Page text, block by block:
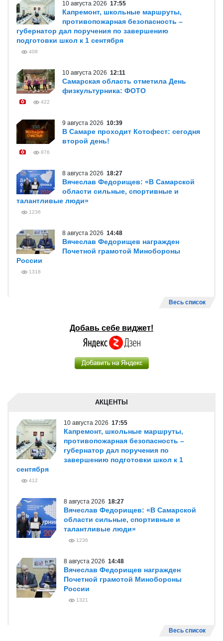
10 августа 2026 17:55
Капремонт, школьные маршруты,
противопожарная безопасность –
губернатор дал поручения по завершению
подготовки школ к 1 сентября
408
10 августа 2026 12:11
Самарская область отметила День
физкультурника: ФОТО
422
9 августа 2026 10:39
В Самаре проходит Котофест: сегодня
второй день!
876
8 августа 2026 18:27
Вячеслав Федорищев: «В Самарской
области сильные, спортивные и
талантливые люди»
1236
8 августа 2026 14:48
Вячеслав Федорищев награжден
Почетной грамотой Минобороны
России
1318
Весь список
Добавь себе виджет!
АКЦЕНТЫ
10 августа 2026 17:55
Капремонт, школьные маршруты,
противопожарная безопасность –
губернатор дал поручения по
завершению подготовки школ к 1
сентября
412
8 августа 2026 18:27
Вячеслав Федорищев: «В Самарской
области сильные, спортивные и
талантливые люди»
1236
8 августа 2026 14:48
Вячеслав Федорищев награжден
Почетной грамотой Минобороны
России
1321
Весь список